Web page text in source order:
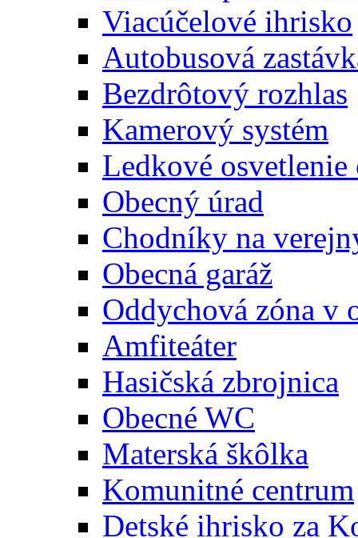
Viacúčelové ihrisko
Autobusová
Bezdrôtový rozhlas
Kamerový systém
Ledkové osvetlenie
Obecný úrad
Chodníky na
Obecná garáž
Oddychová zóna v
Amfiteáter
Hasičská zbrojnica
Obecné WC
Materská škôlka
Komunitné centrum
Detské ihrisko za